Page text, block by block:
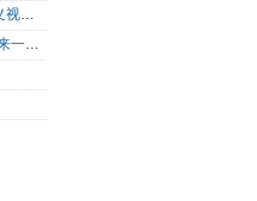
MiniMax H3 视频模型登顶开源社区第一，定义视频模型领域“斩杀线”
梁文锋被扒出早年微博小号，孤身前往无人区来一场相当 deep 的 seek 旅行